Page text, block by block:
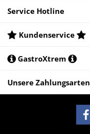
Service Hotline
Kundenservice
GastroXtrem
Unsere Zahlungsarten